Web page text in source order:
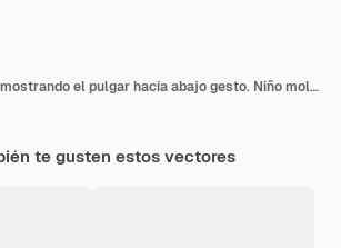
Niño asiático mostrando el pulgar hacia abajo gesto. Niño molesto parado solo. Persona emoción negativa, expresión de desacuerdo
te gusten estos vectores